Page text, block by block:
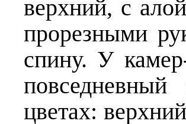
верхний, с
прорезными
спину. У
цветах: